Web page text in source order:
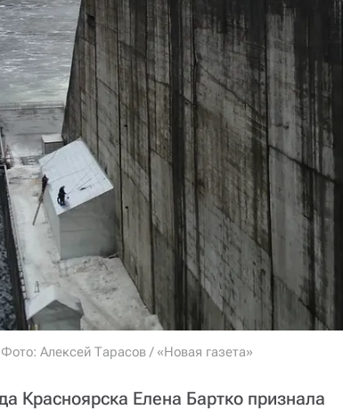
Алексей Тарасов / «Новая газета»
Красноярска Елена Бартко признала